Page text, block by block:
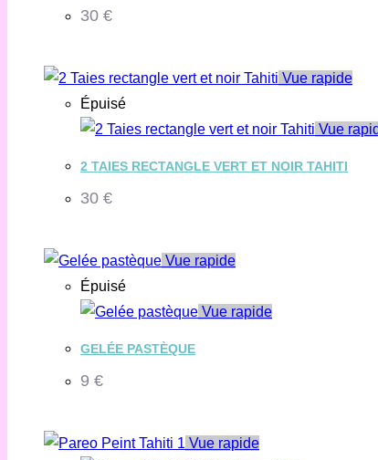
30 €
Vue rapide
Épuisé
Vue
2 TAIES RECTANGLE VERT ET NOIR TAHITI
30 €
Vue rapide
Épuisé
Vue rapide
GELÉE PASTÈQUE
9 €
Vue rapide